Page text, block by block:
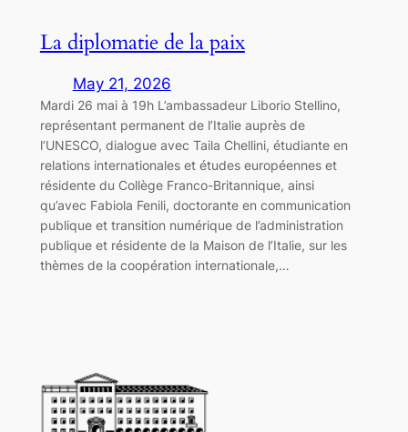
La diplomatie de la paix
May 21, 2026
Mardi 26 mai à 19h L’ambassadeur Liborio Stellino,
représentant permanent de l’Italie auprès de
l’UNESCO, dialogue avec Taila Chellini, étudiante en
relations internationales et études européennes et
résidente du Collège Franco-Britannique, ainsi
qu’avec Fabiola Fenili, doctorante en communication
publique et transition numérique de l’administration
publique et résidente de la Maison de l’Italie, sur les
thèmes de la coopération internationale,…